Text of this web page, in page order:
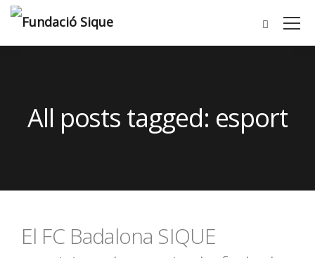
All posts tagged: esport
El FC Badalona SIQUE